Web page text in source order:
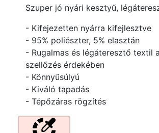
Szuper jó nyári kesztyű,
- Kifejezetten nyárra kifejlesztve
- 95% poliészter, 5% elasztán
- Rugalmas és légáteresztő textil
szellőzés érdekében
- Könnyűsúlyú
- Kiváló tapadás
- Tépőzáras rögzítés